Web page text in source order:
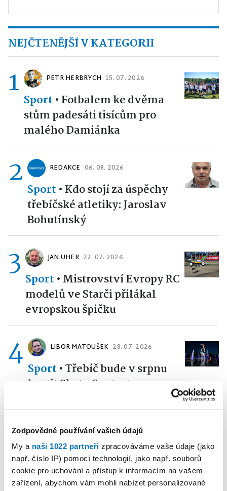
Zodpovědné používání vašich údajů
My a naši 1022 partneři zpracováváme vaše údaje (jako
např. číslo IP) pomocí technologií, jako např. souborů
cookie pro uchování a přístup k informacím na vašem
zařízení, abychom vám mohli nabízet personalizované
NEJČTENĚJŠÍ V KATEGORII
1 PETR HERBRYCH 15. 07. 2026
Sport • Fotbalem ke dvěma
stům padesáti tisícům pro
malého Damiánka
2 REDAKCE 06. 08. 2026
Sport • Kdo stojí za úspěchy
třebíčské atletiky: Jaroslav
Bohutínský
3 JAN UHER 22. 07. 2026
Sport • Mistrovství Evropy RC
modelů ve Starči přilákal
evropskou špičku
4 LIBOR MATOUŠEK 28. 07. 2026
Sport •Třebíč bude v srpnu
hostit Skate Contest.
nejen z celého regionu
5 PETR HERBRYCH 02. 08. 2026
Sport•Okříšský odchovanec